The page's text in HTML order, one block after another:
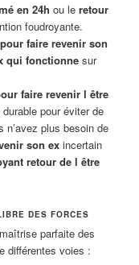
en 24h ou le retour
foudroyante.
faire revenir son
qui fonctionnesur
faire revenir l être
pour éviter de
n’avez plus besoin de
son exincertain
retour de l être
DES FORCES
parfaite des
différentes voies :